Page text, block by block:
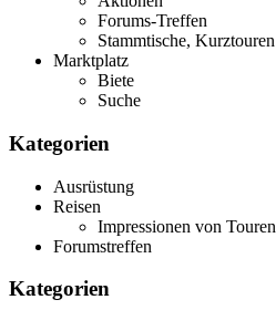
Forums-Treffen
Stammtische, Kurztouren
Marktplatz
Biete
Suche
Kategorien
Ausrüstung
Reisen
Impressionen von Touren
Forumstreffen
Kategorien